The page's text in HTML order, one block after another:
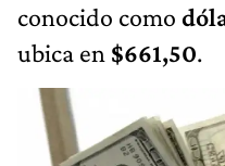
conocido como
ubica en $661,50.